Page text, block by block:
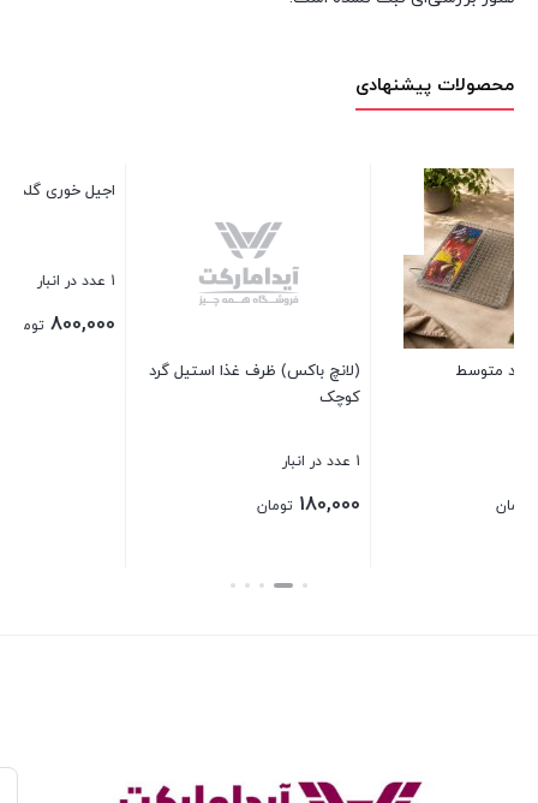
محصولات پیشنهادی
(لانچ باکس) ظرف غذا استیل گرد
180,000
1 عدد در انبار